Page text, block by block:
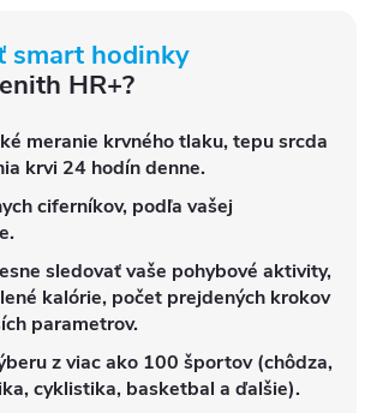
smart hodinky
HR+?
meranie krvného tlaku, tepu srcda
krvi 24 hodín denne.
ciferníkov, podľa vašej
sledovať vaše pohybové aktivity,
kalórie, počet prejdených krokov
parametrov.
z viac ako 100 športov (chôdza,
cyklistika, basketbal a ďalšie).